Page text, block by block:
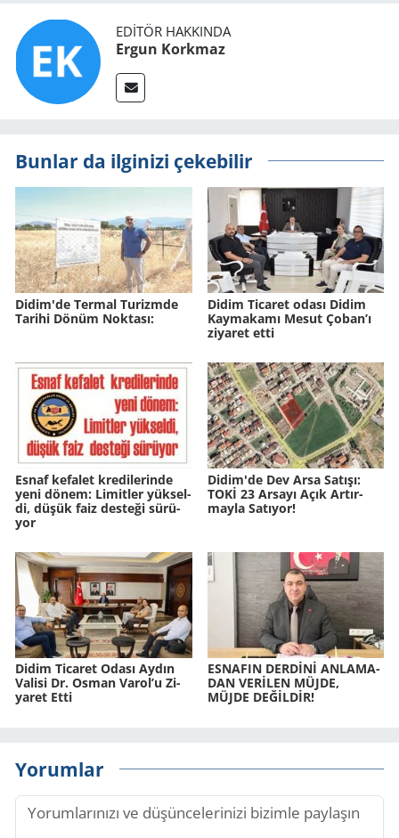
EDITÖR HAKKINDA
Ergun Korkmaz
Bunlar da ilginizi çekebilir
Didim'de Ter­mal Tu­rizm­de
Ta­ri­hi Dönüm Nok­ta­sı:
Didim Ticaret odası Didim
Kaymakamı Mesut Çoban’ı
ziyaret etti
Esnaf ke­fa­let kre­di­le­rin­de
yeni dönem: Li­mit­ler yük­sel­
di, düşük faiz des­te­ği sü­rü­
yor
Didim'de Dev Arsa Sa­tı­şı:
TOKİ 23 Ar­sa­yı Açık Ar­tır­
may­la Sa­tı­yor!
Didim Ti­ca­ret Odası Aydın
Va­li­si Dr. Osman Varol’u Zi­
ya­ret Etti
ES­NA­FIN DERDİNİ AN­LA­MA­
DAN VERİLEN MÜJDE,
MÜJDE DEĞİLDİR!
Yorumlar